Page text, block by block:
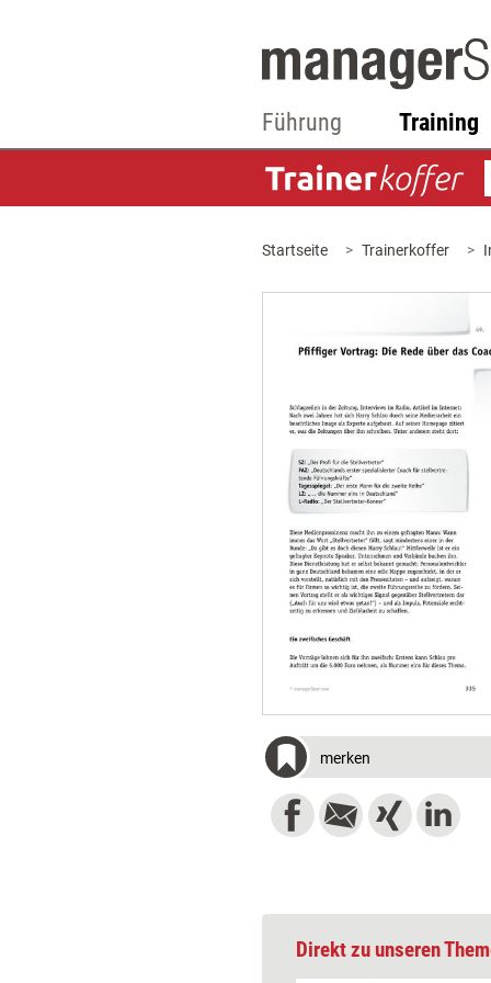
Führung Training
Startseite Trainerkoffer
merken
Direkt zu unseren